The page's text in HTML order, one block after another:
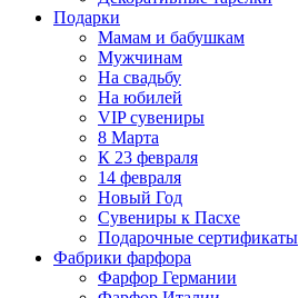
Подарки
Мамам и бабушкам
Мужчинам
На свадьбу
На юбилей
VIP сувениры
8 Марта
К 23 февраля
14 февраля
Новый Год
Сувениры к Пасхе
Подарочные сертификаты
Фабрики фарфора
Фарфор Германии